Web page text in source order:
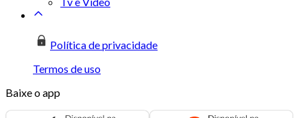
Política de privacidade
Termos de uso
Baixe o app